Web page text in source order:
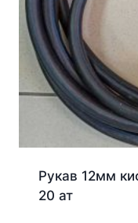
Рукав 12мм
20 ат